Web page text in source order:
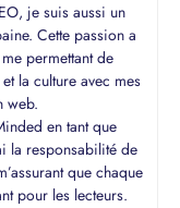
je suis aussi un
Cette passion a
permettant de
la culture avec mes
web.
en tant que
la responsabilité de
que chaque
pour les lecteurs.